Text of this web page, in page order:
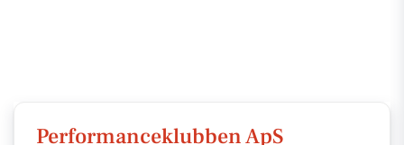
Performanceklubben ApS